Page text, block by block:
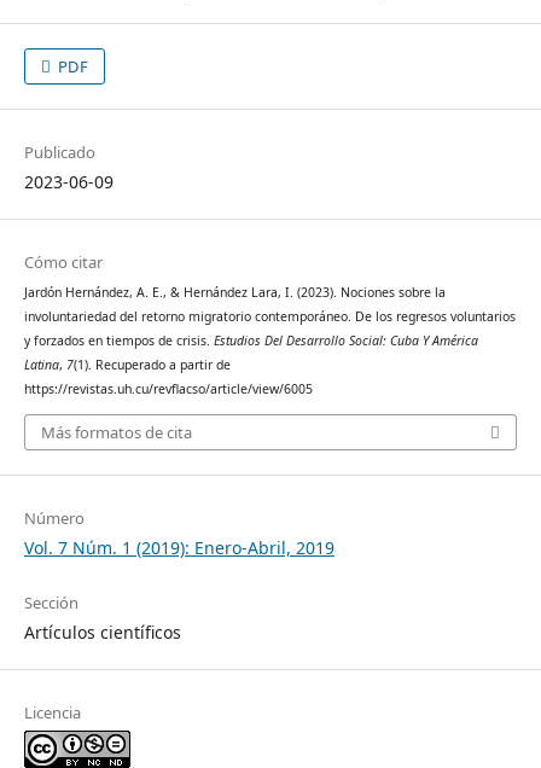
PDF
Publicado
2023-06-09
Cómo citar
Jardón Hernández, A. E., & Hernández Lara, I. (2023). Nociones sobre la
involuntariedad del retorno migratorio contemporáneo. De los regresos voluntarios
y forzados en tiempos de crisis. Estudios Del Desarrollo Social: Cuba Y América
Latina, 7(1). Recuperado a partir de
https://revistas.uh.cu/revflacso/article/view/6005
Más formatos de cita
Número
Vol. 7 Núm. 1 (2019): Enero-Abril, 2019
Sección
Artículos científicos
Licencia